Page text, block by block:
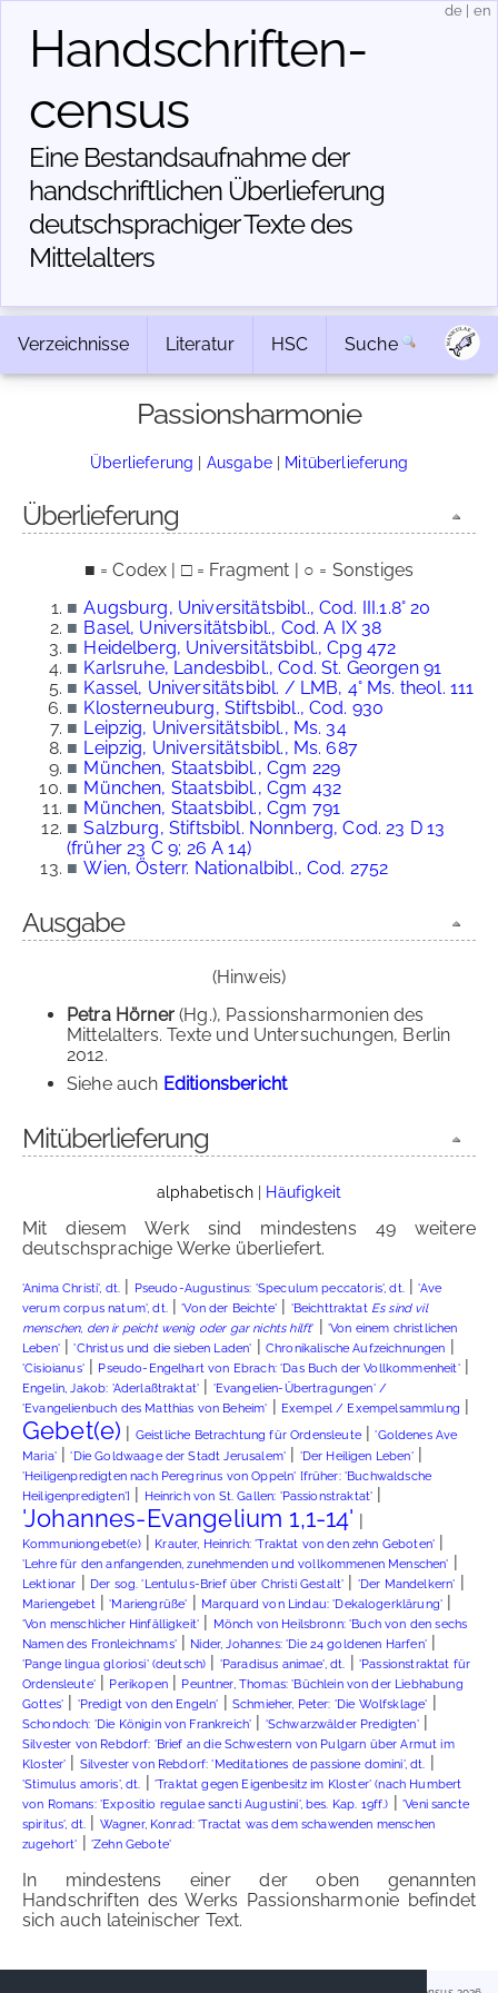
Handschriften­
census
Eine Bestandsaufnahme der
handschriftlichen Über­lieferung
deutschsprachiger Texte des
Mittelalters
de en
Verzeichnisse Literatur HSC Suche
Passionsharmonie
Überlieferung | Ausgabe| Mitüberlieferung
Überlieferung
■ = Codex | □ = Fragment | ○ = Sonstiges
■ Augsburg, Universitätsbibl., Cod. III.1.8° 20
■ Basel, Universitätsbibl., Cod. A IX 38
■ Heidelberg, Universitätsbibl., Cpg 472
■ Karlsruhe, Landesbibl., Cod. St. Georgen 91
■ Kassel, Universitätsbibl. / LMB, 4° Ms. theol. 111
■ Klosterneuburg, Stiftsbibl., Cod. 930
■ Leipzig, Universitätsbibl., Ms. 34
■ Leipzig, Universitätsbibl., Ms. 687
■ München, Staatsbibl., Cgm 229
■ München, Staatsbibl., Cgm 432
■ München, Staatsbibl., Cgm 791
■ Salzburg, Stiftsbibl. Nonnberg, Cod. 23 D 13
(früher 23 C 9; 26 A 14)
■ Wien, Österr. Nationalbibl., Cod. 2752
Ausgabe
(Hinweis)
Petra Hörner(Hg.), Passionsharmonien des
Mittelalters. Texte und Untersuchungen, Berlin
2012.
Siehe auch Editionsbericht
Mitüberlieferung
alphabetisch| Häufigkeit
Mit diesem Werk sind mindestens 49 weitere
deutschsprachige Werke überliefert.
'Anima Christi', dt. | Pseudo-Augustinus: 'Speculum peccatoris', dt.|'Ave
verum corpus natum', dt.|'Von der Beichte' | 'Beichttraktat Es sind vil
menschen, den ir peicht wenig oder gar nichts hilft' | 'Von einem christlichen
Leben'|'Christus und die sieben Laden' | Chronikalische Aufzeichnungen |
'Cisioianus'| Pseudo-Engelhart von Ebrach: 'Das Buch der Vollkommenheit'|
Engelin, Jakob: 'Aderlaßtraktat' | 'Evangelien-Übertragungen' /
'Evangelienbuch des Matthias von Beheim' | Exempel / Exempelsammlung |
Gebet(e) | Geistliche Betrachtung für Ordensleute|'Goldenes Ave
Maria'|'Die Goldwaage der Stadt Jerusalem' | 'Der Heiligen Leben'|
'Heiligenpredigten nach Peregrinus von Oppeln' [früher: 'Buchwaldsche
Heiligenpredigten'] | Heinrich von St. Gallen: 'Passionstraktat' |
'Johannes-Evangelium 1,1-14' |
Kommuniongebet(e)| Krauter, Heinrich: 'Traktat von den zehn Geboten' |
'Lehre für den anfangenden, zunehmenden und vollkommenen Menschen' |
Lektionar | Der sog. 'Lentulus-Brief über Christi Gestalt' | 'Der Mandelkern' |
Mariengebet|'Mariengrüße' | Marquard von Lindau: 'Dekalogerklärung' |
'Von menschlicher Hinfälligkeit' | Mönch von Heilsbronn: 'Buch von den sechs
Namen des Fronleichnams'| Nider, Johannes: 'Die 24 goldenen Harfen'|
'Pange lingua gloriosi' (deutsch) | 'Paradisus animae', dt. | 'Passionstraktat für
Ordensleute'| Perikopen| Peuntner, Thomas: 'Büchlein von der Liebhabung
Gottes' | 'Predigt von den Engeln' | Schmieher, Peter: 'Die Wolfsklage' |
Schondoch: 'Die Königin von Frankreich' | 'Schwarzwälder Predigten'|
Silvester von Rebdorf: 'Brief an die Schwestern von Pulgarn über Armut im
Kloster' | Silvester von Rebdorf: 'Meditationes de passione domini', dt. |
'Stimulus amoris', dt. |'Traktat gegen Eigenbesitz im Kloster' (nach Humbert
von Romans: 'Expositio regulae sancti Augustini', bes. Kap. 19ff.) |'Veni sancte
spiritus', dt. | Wagner, Konrad: 'Tractat was dem schawenden menschen
zugehort' | 'Zehn Gebote'
In mindestens einer der oben genannten
Handschriften des Werks Passionsharmonie befindet
sich auch lateinischer Text.